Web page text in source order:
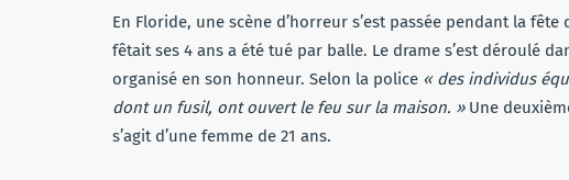
En Floride, une scène d’horreur s’est passée pendant la
fêtait ses 4 ans a été tué par balle. Le drame s’est déroulé
organisé en son honneur. Selon la police « des individus
dont un fusil, ont ouvert le feu sur la maison. »Une
s’agit d’une femme de 21 ans.